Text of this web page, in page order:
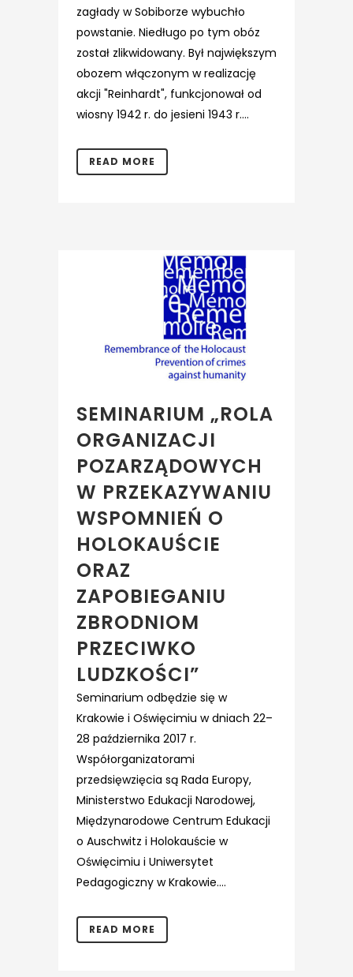
zagłady w Sobiborze wybuchło
powstanie. Niedługo po tym obóz
został zlikwidowany. Był największym
obozem włączonym w realizację
akcji "Reinhardt", funkcjonował od
wiosny 1942 r. do jesieni 1943 r....
READ MORE
SEMINARIUM „ROLA
ORGANIZACJI
POZARZĄDOWYCH
W PRZEKAZYWANIU
WSPOMNIEŃ O
HOLOKAUŚCIE
ORAZ
ZAPOBIEGANIU
ZBRODNIOM
PRZECIWKO
LUDZKOŚCI”
Seminarium odbędzie się w
Krakowie i Oświęcimiu w dniach 22–
28 października 2017 r.
Współorganizatorami
przedsięwzięcia są Rada Europy,
Ministerstwo Edukacji Narodowej,
Międzynarodowe Centrum Edukacji
o Auschwitz i Holokauście w
Oświęcimiu i Uniwersytet
Pedagogiczny w Krakowie....
READ MORE